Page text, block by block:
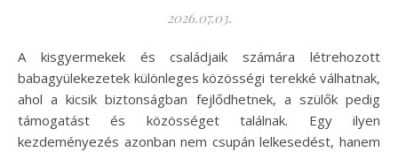
2026.07.03.
A kisgyermekek és családjaik számára létrehozott
babagyülekezetek különleges közösségi terekké válhatnak,
ahol a kicsik biztonságban fejlődhetnek, a szülők pedig
támogatást és közösséget találnak. Egy ilyen
kezdeményezés azonban nem csupán lelkesedést, hanem